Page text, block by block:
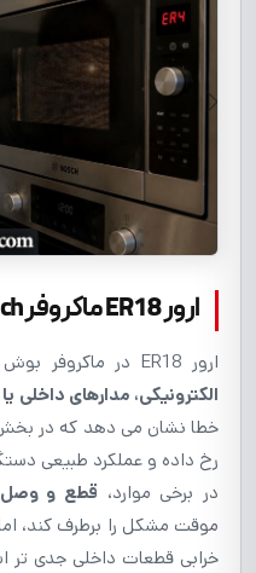
ارور ER18 ماکروفر bosch
ارور ER18 در ماکروفر بوش معمولاً به
الکترونیکی، مدارهای
خطا نشان می دهد که در بخش
رخ داده و عملکرد طبیعی
در برخی موارد، قطع و
موقت مشکل را برطرف کند،
خرابی قطعات داخلی جدی تر